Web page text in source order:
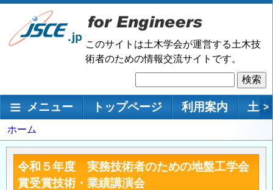
メ
ン
移
このサイトは土木学会が運営する土木技
術者のための情報交流サイトです。
索
メインナビゲーション
メニュー トップページ 利用案内 土 >
パ
ン
く
ず
ホーム
令和５年度 実務技術者のための地盤工学会
賞受賞技術・業績講演会